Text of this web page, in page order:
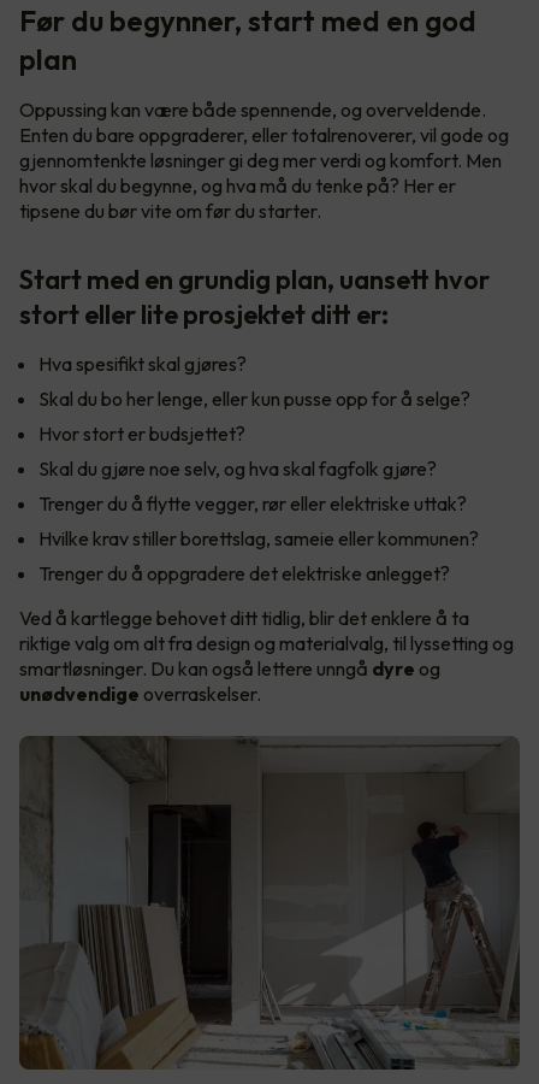
Før du begynner, start med en god
plan
Oppussing kan være både spennende, og overveldende.
Enten du bare oppgraderer, eller totalrenoverer, vil gode og
gjennomtenkte løsninger gi deg mer verdi og komfort. Men
hvor skal du begynne, og hva må du tenke på? Her er
tipsene du bør vite om før du starter.
Start med en grundig plan, uansett hvor
stort eller lite prosjektet ditt er:
Hva spesifikt skal gjøres?
Skal du bo her lenge, eller kun pusse opp for å selge?
Hvor stort er budsjettet?
Skal du gjøre noe selv, og hva skal fagfolk gjøre?
Trenger du å flytte vegger, rør eller elektriske uttak?
Hvilke krav stiller borettslag, sameie eller kommunen?
Trenger du å oppgradere det elektriske anlegget?
Ved å kartlegge behovet ditt tidlig, blir det enklere å ta
riktige valg om alt fra design og materialvalg, til lyssetting og
smartløsninger. Du kan også lettere unngå dyre og
unødvendige overraskelser.